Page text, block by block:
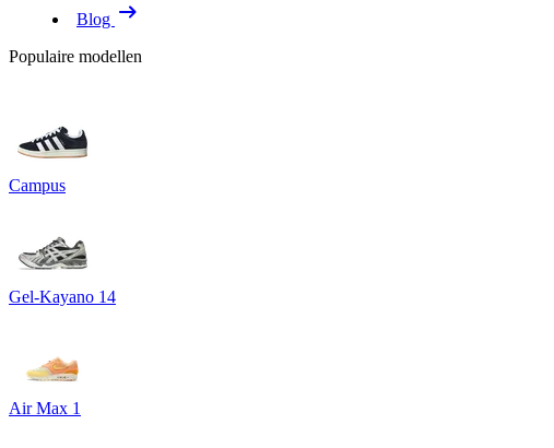
Blog
Populaire modellen
Campus
Gel-Kayano 14
Air Max 1